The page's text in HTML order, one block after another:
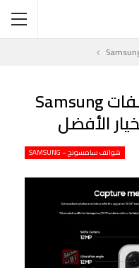
استعراض سعر ومواصفات Samsung
هواتف سامسونج – SAMSUNG